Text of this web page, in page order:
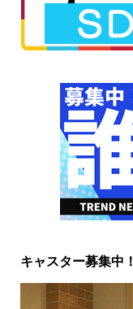
キャスター募集中！